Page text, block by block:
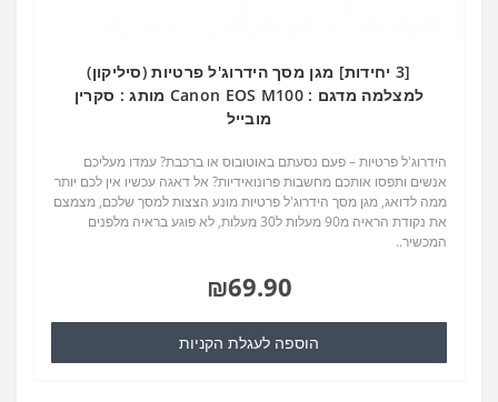
[3 יחידות] מגן מסך הידרוג'ל פרטיות (סיליקון)
למצלמה מדגם : Canon EOS M100 מותג : סקרין
מובייל
הידרוג'ל פרטיות – פעם נסעתם באוטובוס או ברכבת? עמדו מעליכם
אנשים ותפסו אותכם מחשבות פרונואידיות? אל דאגה עכשיו אין לכם יותר
ממה לדואג, מגן מסך הידרוג'ל פרטיות מונע הצצות למסך שלכם, מצמצם
את נקודת הראיה מ90 מעלות ל30 מעלות, לא פוגע בראיה מלפנים
המכשיר..
₪69.90
הוספה לעגלת הקניות